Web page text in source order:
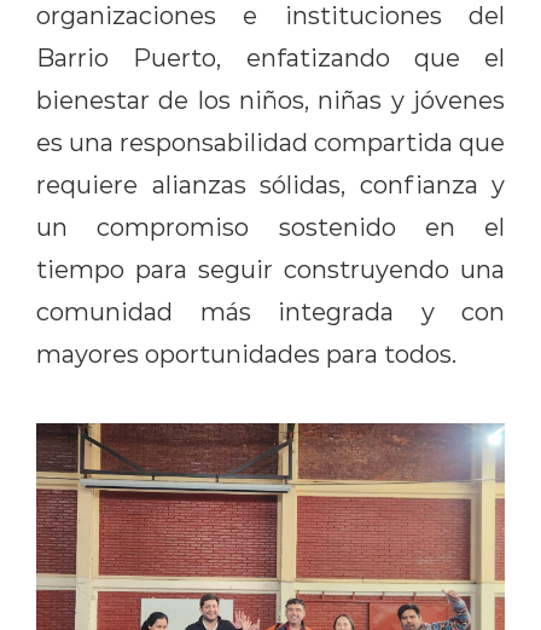
organizaciones e instituciones del
Barrio Puerto, enfatizando que el
bienestar de los niños, niñas y jóvenes
es una responsabilidad compartida que
requiere alianzas sólidas, confianza y
un compromiso sostenido en el
tiempo para seguir construyendo una
comunidad más integrada y con
mayores oportunidades para todos.